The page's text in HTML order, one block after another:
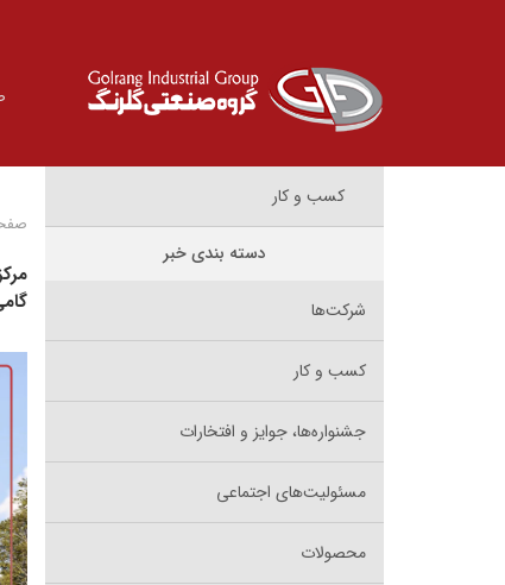
کسب و کار
دسته بندی خبر
شرکت‌ها
کسب و کار
جشنواره‌ها، جوایز و افتخارات
مسئولیت‌های اجتماعی
محصولات